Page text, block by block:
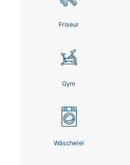
Friseur
Gym
Wäscherei